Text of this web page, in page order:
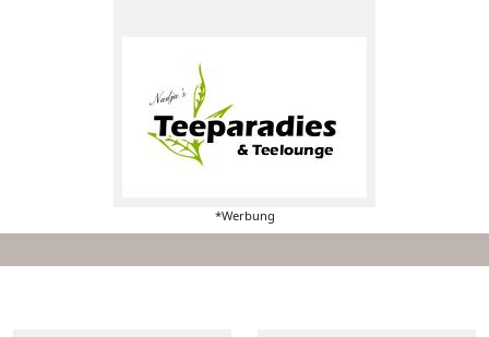
*Werbung